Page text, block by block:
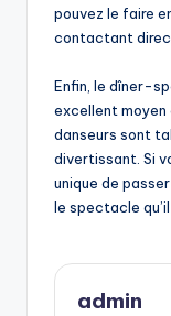
pouvez le faire
contactant
Enfin, le dîner-
excellent moyen
danseurs sont
divertissant. Si
unique de
le spectacle
admin